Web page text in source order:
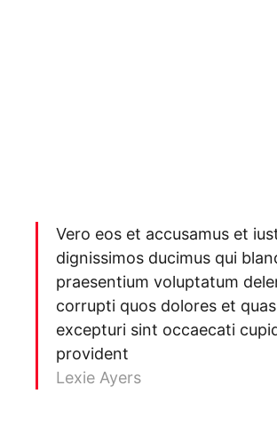
Vero eos et accusamus et
dignissimos ducimus qui
praesentium voluptatum
corrupti quos dolores et
excepturi sint occaecati
provident
Lexie Ayers